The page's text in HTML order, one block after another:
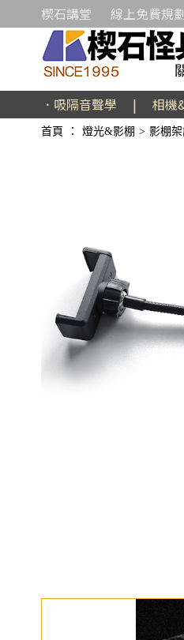
楔石講堂 線上免費規
．吸隔音聲學 | 相機
首頁 ： 燈光&影棚 > 影棚